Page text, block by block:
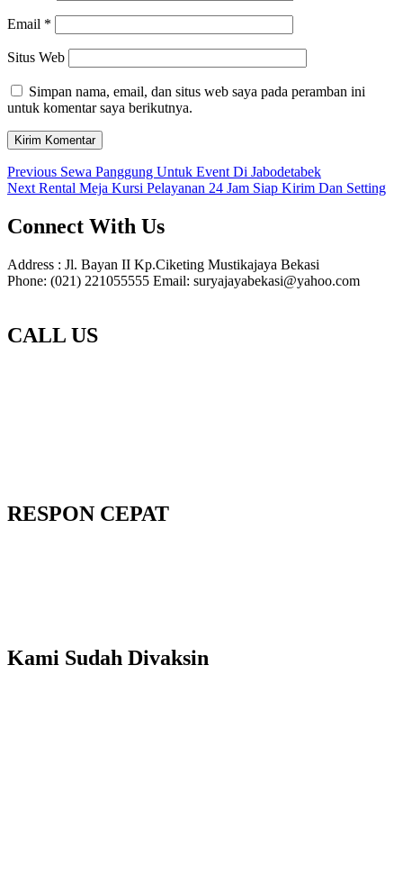
Email *
Situs Web
Simpan nama, email, dan situs web saya pada peramban ini
untuk komentar saya berikutnya.
Navigasi
pos
Previous Previous
post:
Sewa Panggung Untuk Event Di Jabodetabek
Next Next
Rental Meja Kursi Pelayanan 24 Jam Siap Kirim Dan Setting
Connect With Us
Address : Jl. Bayan II Kp.Ciketing Mustikajaya Bekasi
Phone: (021) 221055555 Email: suryajayabekasi@yahoo.com
CALL US
RESPON CEPAT
Kami Sudah Divaksin